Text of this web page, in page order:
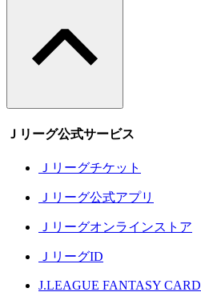
Ｊリーグ公式サービス
Ｊリーグチケット
Ｊリーグ公式アプリ
Ｊリーグオンラインストア
ＪリーグID
J.LEAGUE FANTASY CARD